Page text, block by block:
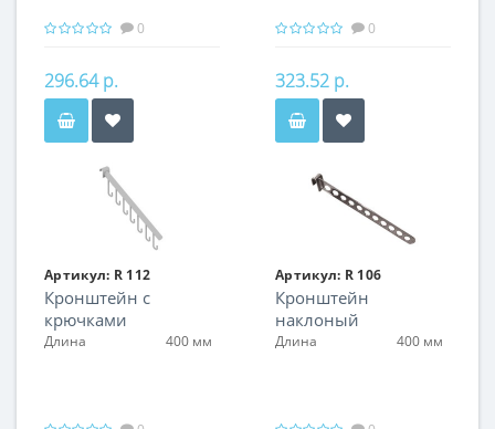
0
296.64 р.
0
323.52 р.
Артикул: R 112
Кронштейн с
крючками
Длина 400 мм
Артикул: R 106
Кронштейн
наклоный
Длина 400 мм